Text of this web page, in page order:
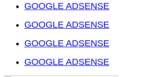
GOOGLE ADSENSE
GOOGLE ADSENSE
GOOGLE ADSENSE
GOOGLE ADSENSE